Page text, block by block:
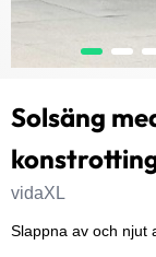
Solsäng
vidaXL
Slappna av och njut